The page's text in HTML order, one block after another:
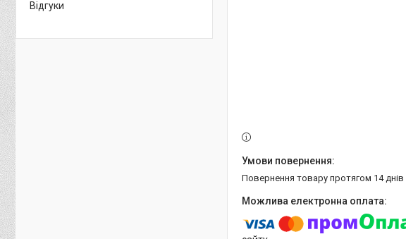
повернення товару протягом 14 днів
Відгуки